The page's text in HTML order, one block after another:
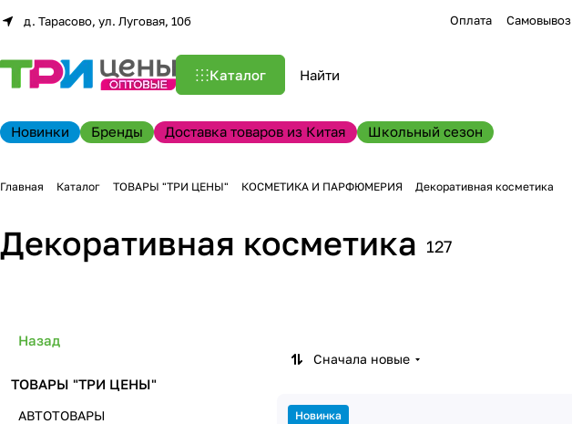
д. Тарасово, ул. Луговая, 10б Оплата Самовывоз
Каталог
Новинки Бренды Доставка товаров из Китая Школьный сезон
Главная Каталог ТОВАРЫ "ТРИ ЦЕНЫ" КОСМЕТИКА И ПАРФЮМЕРИЯ Декоративная косметика
Декоративная косметика 127
Сначала новые
Новинка
Назад
ТОВАРЫ "ТРИ ЦЕНЫ"
АВТОТОВАРЫ